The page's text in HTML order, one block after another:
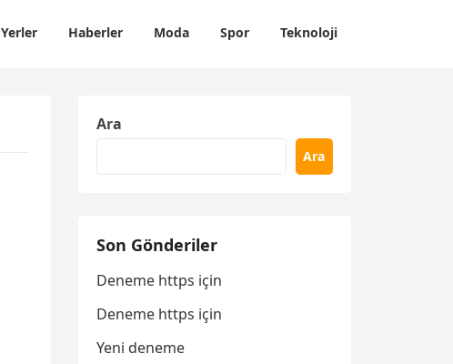
Haberler Moda Spor Teknoloji
Ara
Ara
Son Gönderiler
Deneme https için
Deneme https için
Yeni deneme